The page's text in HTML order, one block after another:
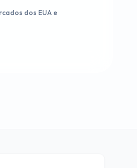
dos EUA e